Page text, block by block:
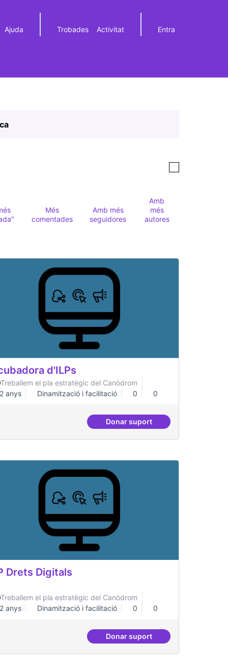
Elegir el idioma Choose language
Ajuda Trobades Activitat Entra
Més
comentades
Amb més
seguidores
Amb
més
autores
digital
d'ILPs
Treballem el pla estratègic del Canòdrom
2 anys
Dinamització i facilitació 0 0
Donar suportIncubadora d'ILPs
amb tecnologia blockchain
Drets Digitals
Treballem el pla estratègic del Canòdrom
2 anys
Dinamització i facilitació 0 0
Donar suportILP Drets Digitals